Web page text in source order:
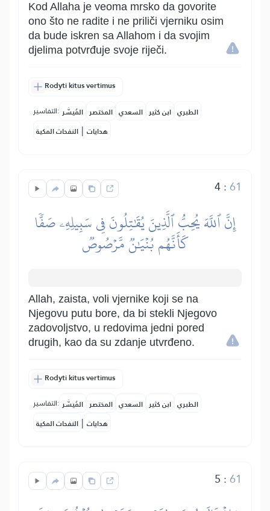
Kod Allaha je veoma mrsko da govorite
ono što ne radite i ne priliči vjerniku osim
da bude iskren sa Allahom i da svojim
djelima potvrđuje svoje riječi.
Rodyti kitus vertimus
التفاسير: المُيسَّر المختصر السعدي ابن كثير الطبري
النفحات المكية | هدايات
4:61
إِنَّ ٱللَّهَ يُحِبُّ ٱلَّذِينَ يُقَٰتِلُونَ فِي سَبِيلِهِۦ صَفّٗا
كَأَنَّهُم بُنۡيَٰنٞ مَّرۡصُوصٞ
Allah, zaista, voli vjernike koji se na
Njegovu putu bore, da bi stekli Njegovo
zadovoljstvo, u redovima jedni pored
drugih, kao da su zdanje utvrđeno.
Rodyti kitus vertimus
التفاسير: المُيسَّر المختصر السعدي ابن كثير الطبري
النفحات المكية | هدايات
5 :61